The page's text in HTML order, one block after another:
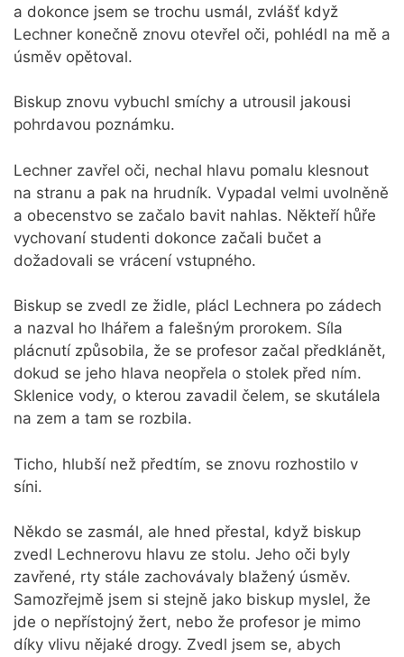
a dokonce jsem se trochu usmál, zvlášť když
Lechner konečně znovu otevřel oči, pohlédl na mě a
úsměv opětoval.
Biskup znovu vybuchl smíchy a utrousil jakousi
pohrdavou poznámku.
Lechner zavřel oči, nechal hlavu pomalu klesnout
na stranu a pak na hrudník. Vypadal velmi uvolněně
a obecenstvo se začalo bavit nahlas. Někteří hůře
vychovaní studenti dokonce začali bučet a
dožadovali se vrácení vstupného.
Biskup se zvedl ze židle, plácl Lechnera po zádech
a nazval ho lhářem a falešným prorokem. Síla
plácnutí způsobila, že se profesor začal předklánět,
dokud se jeho hlava neopřela o stolek před ním.
Sklenice vody, o kterou zavadil čelem, se skutálela
na zem a tam se rozbila.
Ticho, hlubší než předtím, se znovu rozhostilo v
síni.
Někdo se zasmál, ale hned přestal, když biskup
zvedl Lechnerovu hlavu ze stolu. Jeho oči byly
zavřené, rty stále zachovávaly blažený úsměv.
Samozřejmě jsem si stejně jako biskup myslel, že
jde o nepřístojný žert, nebo že profesor je mimo
díky vlivu nějaké drogy. Zvedl jsem se, abych